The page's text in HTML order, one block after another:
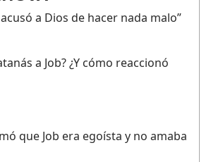
a Dios de hacer nada malo”
a Job? ¿Y cómo reaccionó
que Job era egoísta y no amaba